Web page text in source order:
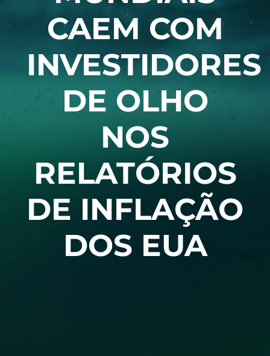
CAEM COM
INVESTIDORES
DE OLHO
NOS
RELATÓRIOS
DE INFLAÇÃO
DOS EUA